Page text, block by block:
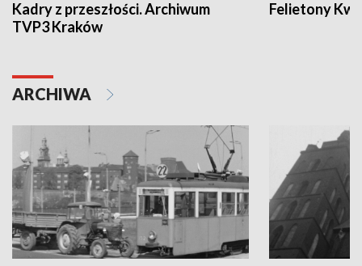
Kadry z przeszłości. Archiwum
TVP3 Kraków
Felietony
ARCHIWA